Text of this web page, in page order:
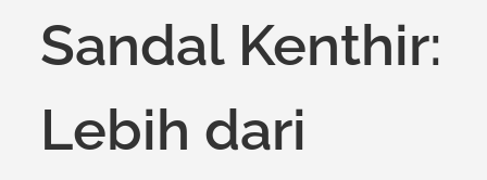
Sandal Kenthir:
Lebih dari